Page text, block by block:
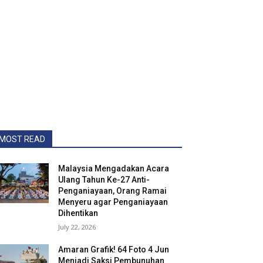
READ
Malaysia Mengadakan Acara
Ulang Tahun Ke-27 Anti-
Penganiayaan, Orang Ramai
Menyeru agar Penganiayaan
Dihentikan
July 22, 2026
Amaran Grafik! 64 Foto 4 Jun
Menjadi Saksi Pembunuhan